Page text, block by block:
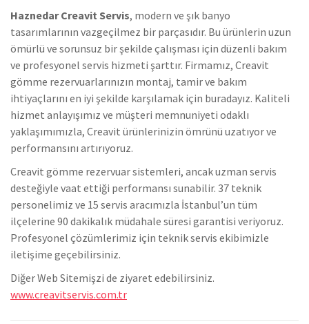
Haznedar Creavit Servis, modern ve şık banyo
tasarımlarının vazgeçilmez bir parçasıdır. Bu ürünlerin uzun
ömürlü ve sorunsuz bir şekilde çalışması için düzenli bakım
ve profesyonel servis hizmeti şarttır. Firmamız, Creavit
gömme rezervuarlarınızın montaj, tamir ve bakım
ihtiyaçlarını en iyi şekilde karşılamak için buradayız. Kaliteli
hizmet anlayışımız ve müşteri memnuniyeti odaklı
yaklaşımımızla, Creavit ürünlerinizin ömrünü uzatıyor ve
performansını artırıyoruz.
Creavit gömme rezervuar sistemleri, ancak uzman servis
desteğiyle vaat ettiği performansı sunabilir. 37 teknik
personelimiz ve 15 servis aracımızla İstanbul’un tüm
ilçelerine 90 dakikalık müdahale süresi garantisi veriyoruz.
Profesyonel çözümlerimiz için teknik servis ekibimizle
iletişime geçebilirsiniz.
Diğer Web Sitemişzi de ziyaret edebilirsiniz.
www.creavitservis.com.tr